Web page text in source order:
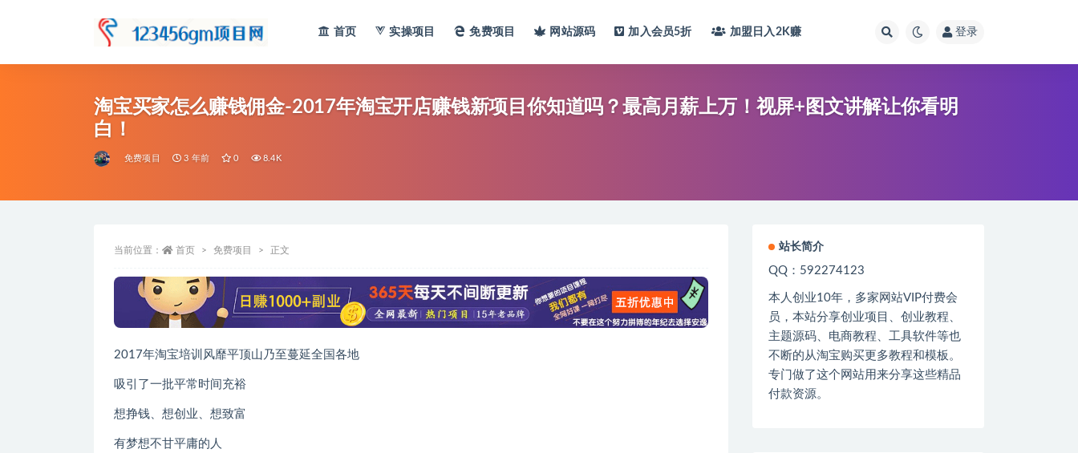
首页 实操项目 免费项目 网站源码 加入会员5折 加盟日入2K赚 登录
淘宝买家怎么赚钱佣金-2017年淘宝开店赚钱新项目你知道吗？最高月薪上万！视屏+图文讲解让你看明
白！
免费项目 3 年前 0 8.4K
当前位置： 首页 免费项目 正文
2017年淘宝培训风靡平顶山乃至蔓延全国各地
吸引了一批平常时间充裕
想挣钱、想创业、想致富
有梦想不甘平庸的人
站长简介
QQ：592274123
本人创业10年，多家网站VIP付费会
员，本站分享创业项目、创业教程、
主题源码、电商教程、工具软件等也
不断的从淘宝购买更多教程和模板。
专门做了这个网站用来分享这些精品
付款资源。